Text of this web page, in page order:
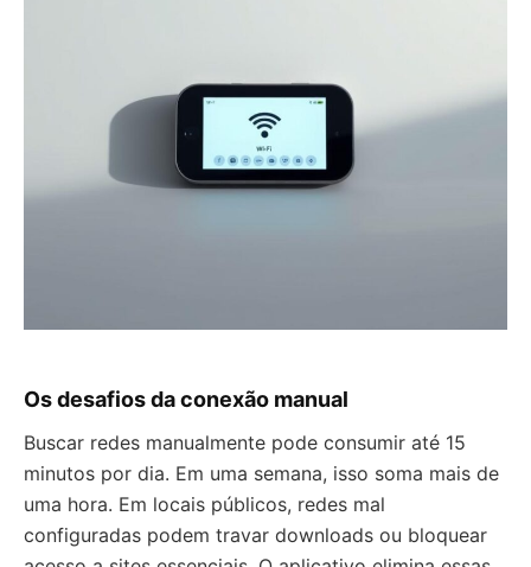
Os desafios da conexão manual
Buscar redes manualmente pode consumir até 15
minutos por dia. Em uma semana, isso soma mais de
uma hora. Em locais públicos, redes mal
configuradas podem travar downloads ou bloquear